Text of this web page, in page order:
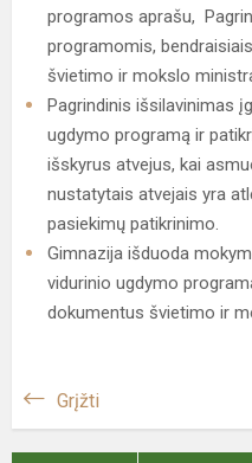
programos aprašu,
programomis,
švietimo ir mokslo
Pagrindinis išsilavinimas
ugdymo programą ir
išskyrus atvejus, kai
nustatytais atvejais yra
pasiekimų patikrinimo.
Gimnazija išduoda
vidurinio ugdymo
dokumentus švietimo ir
Grįžti